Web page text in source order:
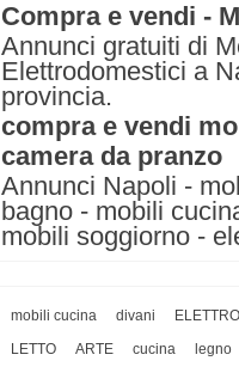
Compra e vendi -
Annunci gratuiti di
Elettrodomestici a
provincia.
compra e vendi
camera da pranzo
Annunci Napoli -
bagno - mobili
mobili soggiorno -
mobili cucina divani
LETTO
ARTE cucina
legno